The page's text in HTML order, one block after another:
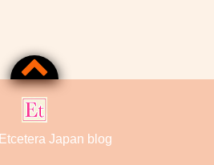
Etcetera Japan blog